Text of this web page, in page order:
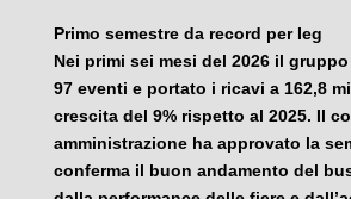
Primo semestre da record per Ieg
Nei primi sei mesi del 2026 il
97 eventi e portato i ricavi a 162,8
crescita del 9% rispetto al 2025. Il
amministrazione ha approvato la
conferma il buon andamento del